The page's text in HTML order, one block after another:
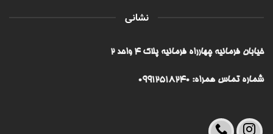
نشانی
خیابان فرمانیه چهارراه فرمانیه پلاک ۴ واحد ۲
شماره تماس همراه: 09912518240